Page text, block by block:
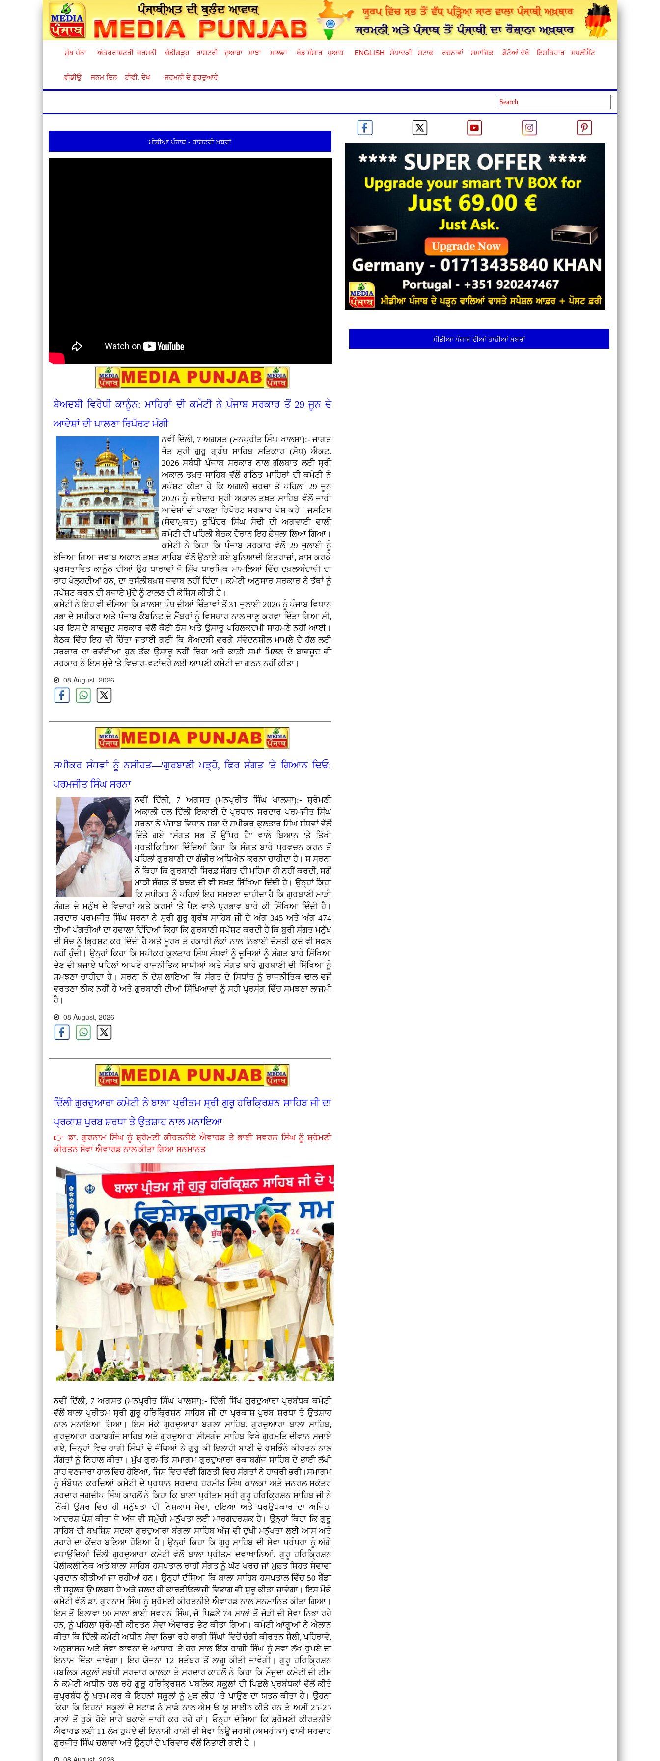
ਮੁੱਖ ਪੰਨਾ ਅੰਤਰਰਾਸ਼ਟਰੀ ਜਰਮਨੀ ਚੰਡੀਗੜ੍ਹ ਰਾਸ਼ਟਰੀ ਦੁਆਬਾ ਮਾਝਾ ਮਾਲਵਾ ਖੇਡ ਸੰਸਾਰ ਪੁਆਧ ENGLISH ਸੰਪਾਦਕੀ ਸਟਾਫ਼ ਰਚਨਾਵਾਂ ਸਮਾਜਿਕ ਫ਼ੋਟੋਆਂ ਦੇਖੋ ਇਸ਼ਤਿਹਾਰ ਸਪਲੀਮੈਂਟ
ਵੀਡੀਉ ਜਨਮ ਦਿਨ ਟੀਵੀ. ਦੇਖੋ ਜਰਮਨੀ ਦੇ ਗੁਰਦੁਆਰੇ
ਮੀਡੀਆ ਪੰਜਾਬ - ਰਾਸ਼ਟਰੀ ਖ਼ਬਰਾਂ
ਬੇਅਦਬੀ ਵਿਰੋਧੀ ਕਾਨੂੰਨ: ਮਾਹਿਰਾਂ ਦੀ ਕਮੇਟੀ ਨੇ ਪੰਜਾਬ ਸਰਕਾਰ ਤੋਂ 29 ਜੂਨ ਦੇ
ਆਦੇਸ਼ਾਂ ਦੀ ਪਾਲਣਾ ਰਿਪੋਰਟ ਮੰਗੀ
ਨਵੀਂ ਦਿੱਲੀ, 7 ਅਗਸਤ (ਮਨਪ੍ਰੀਤ ਸਿੰਘ ਖਾਲਸਾ):- ਜਾਗਤ
ਜੋਤ ਸ੍ਰੀ ਗੁਰੂ ਗ੍ਰੰਥ ਸਾਹਿਬ ਸਤਿਕਾਰ (ਸੋਧ) ਐਕਟ,
2026 ਸਬੰਧੀ ਪੰਜਾਬ ਸਰਕਾਰ ਨਾਲ ਗੱਲਬਾਤ ਲਈ ਸ੍ਰੀ
ਅਕਾਲ ਤਖ਼ਤ ਸਾਹਿਬ ਵੱਲੋਂ ਗਠਿਤ ਮਾਹਿਰਾਂ ਦੀ ਕਮੇਟੀ ਨੇ
ਸਪੱਸ਼ਟ ਕੀਤਾ ਹੈ ਕਿ ਅਗਲੀ ਚਰਚਾ ਤੋਂ ਪਹਿਲਾਂ 29 ਜੂਨ
2026 ਨੂੰ ਜਥੇਦਾਰ ਸ੍ਰੀ ਅਕਾਲ ਤਖ਼ਤ ਸਾਹਿਬ ਵੱਲੋਂ ਜਾਰੀ
ਆਦੇਸ਼ਾਂ ਦੀ ਪਾਲਣਾ ਰਿਪੋਰਟ ਸਰਕਾਰ ਪੇਸ਼ ਕਰੇ। ਜਸਟਿਸ
(ਸੇਵਾਮੁਕਤ) ਰੁਪਿੰਦਰ ਸਿੰਘ ਸੋਢੀ ਦੀ ਅਗਵਾਈ ਵਾਲੀ
ਕਮੇਟੀ ਦੀ ਪਹਿਲੀ ਬੈਠਕ ਦੌਰਾਨ ਇਹ ਫ਼ੈਸਲਾ ਲਿਆ ਗਿਆ।
ਕਮੇਟੀ ਨੇ ਕਿਹਾ ਕਿ ਪੰਜਾਬ ਸਰਕਾਰ ਵੱਲੋਂ 29 ਜੁਲਾਈ ਨੂੰ
ਭੇਜਿਆ ਗਿਆ ਜਵਾਬ ਅਕਾਲ ਤਖ਼ਤ ਸਾਹਿਬ ਵੱਲੋਂ ਉਠਾਏ ਗਏ ਬੁਨਿਆਦੀ ਇਤਰਾਜ਼ਾਂ, ਖ਼ਾਸ ਕਰਕੇ
ਪ੍ਰਸਤਾਵਿਤ ਕਾਨੂੰਨ ਦੀਆਂ ਉਹ ਧਾਰਾਵਾਂ ਜੋ ਸਿੱਖ ਧਾਰਮਿਕ ਮਾਮਲਿਆਂ ਵਿੱਚ ਦਖ਼ਲਅੰਦਾਜ਼ੀ ਦਾ
ਰਾਹ ਖੋਲ੍ਹਦੀਆਂ ਹਨ, ਦਾ ਤਸੱਲੀਬਖ਼ਸ਼ ਜਵਾਬ ਨਹੀਂ ਦਿੰਦਾ। ਕਮੇਟੀ ਅਨੁਸਾਰ ਸਰਕਾਰ ਨੇ ਤੱਥਾਂ ਨੂੰ
ਸਪੱਸ਼ਟ ਕਰਨ ਦੀ ਬਜਾਏ ਮੁੱਦੇ ਨੂੰ ਟਾਲਣ ਦੀ ਕੋਸ਼ਿਸ਼ ਕੀਤੀ ਹੈ।
ਕਮੇਟੀ ਨੇ ਇਹ ਵੀ ਦੱਸਿਆ ਕਿ ਖ਼ਾਲਸਾ ਪੰਥ ਦੀਆਂ ਚਿੰਤਾਵਾਂ ਤੋਂ 31 ਜੁਲਾਈ 2026 ਨੂੰ ਪੰਜਾਬ ਵਿਧਾਨ
ਸਭਾ ਦੇ ਸਪੀਕਰ ਅਤੇ ਪੰਜਾਬ ਕੈਬਨਿਟ ਦੇ ਮੈਂਬਰਾਂ ਨੂੰ ਵਿਸਥਾਰ ਨਾਲ ਜਾਣੂ ਕਰਵਾ ਦਿੱਤਾ ਗਿਆ ਸੀ,
ਪਰ ਇਸ ਦੇ ਬਾਵਜੂਦ ਸਰਕਾਰ ਵੱਲੋਂ ਕੋਈ ਠੋਸ ਅਤੇ ਉਸਾਰੂ ਪਹਿਲਕਦਮੀ ਸਾਹਮਣੇ ਨਹੀਂ ਆਈ।
ਬੈਠਕ ਵਿੱਚ ਇਹ ਵੀ ਚਿੰਤਾ ਜਤਾਈ ਗਈ ਕਿ ਬੇਅਦਬੀ ਵਰਗੇ ਸੰਵੇਦਨਸ਼ੀਲ ਮਾਮਲੇ ਦੇ ਹੱਲ ਲਈ
ਸਰਕਾਰ ਦਾ ਰਵੱਈਆ ਹੁਣ ਤੱਕ ਉਸਾਰੂ ਨਹੀਂ ਰਿਹਾ ਅਤੇ ਕਾਫ਼ੀ ਸਮਾਂ ਮਿਲਣ ਦੇ ਬਾਵਜੂਦ ਵੀ
ਸਰਕਾਰ ਨੇ ਇਸ ਮੁੱਦੇ 'ਤੇ ਵਿਚਾਰ-ਵਟਾਂਦਰੇ ਲਈ ਆਪਣੀ ਕਮੇਟੀ ਦਾ ਗਠਨ ਨਹੀਂ ਕੀਤਾ।
08 August, 2026
ਸਪੀਕਰ ਸੰਧਵਾਂ ਨੂੰ ਨਸੀਹਤ—'ਗੁਰਬਾਣੀ ਪੜ੍ਹੋ, ਫਿਰ ਸੰਗਤ 'ਤੇ ਗਿਆਨ ਦਿਓ:
ਪਰਮਜੀਤ ਸਿੰਘ ਸਰਨਾ
ਨਵੀਂ ਦਿੱਲੀ, 7 ਅਗਸਤ (ਮਨਪ੍ਰੀਤ ਸਿੰਘ ਖਾਲਸਾ):- ਸ਼੍ਰੋਮਣੀ
ਅਕਾਲੀ ਦਲ ਦਿੱਲੀ ਇਕਾਈ ਦੇ ਪ੍ਰਧਾਨ ਸਰਦਾਰ ਪਰਮਜੀਤ ਸਿੰਘ
ਸਰਨਾ ਨੇ ਪੰਜਾਬ ਵਿਧਾਨ ਸਭਾ ਦੇ ਸਪੀਕਰ ਕੁਲਤਾਰ ਸਿੰਘ ਸੰਧਵਾਂ ਵੱਲੋਂ
ਦਿੱਤੇ ਗਏ "ਸੰਗਤ ਸਭ ਤੋਂ ਉੱਪਰ ਹੈ" ਵਾਲੇ ਬਿਆਨ 'ਤੇ ਤਿੱਖੀ
ਪ੍ਰਤੀਕਿਰਿਆ ਦਿੰਦਿਆਂ ਕਿਹਾ ਕਿ ਸੰਗਤ ਬਾਰੇ ਪ੍ਰਵਚਨ ਕਰਨ ਤੋਂ
ਪਹਿਲਾਂ ਗੁਰਬਾਣੀ ਦਾ ਗੰਭੀਰ ਅਧਿਐਨ ਕਰਨਾ ਚਾਹੀਦਾ ਹੈ। ਸ ਸਰਨਾ
ਨੇ ਕਿਹਾ ਕਿ ਗੁਰਬਾਣੀ ਸਿਰਫ਼ ਸੰਗਤ ਦੀ ਮਹਿਮਾ ਹੀ ਨਹੀਂ ਕਰਦੀ, ਸਗੋਂ
ਮਾੜੀ ਸੰਗਤ ਤੋਂ ਬਚਣ ਦੀ ਵੀ ਸਖ਼ਤ ਸਿੱਖਿਆ ਦਿੰਦੀ ਹੈ। ਉਨ੍ਹਾਂ ਕਿਹਾ
ਕਿ ਸਪੀਕਰ ਨੂੰ ਪਹਿਲਾਂ ਇਹ ਸਮਝਣਾ ਚਾਹੀਦਾ ਹੈ ਕਿ ਗੁਰਬਾਣੀ ਮਾੜੀ
ਸੰਗਤ ਦੇ ਮਨੁੱਖ ਦੇ ਵਿਚਾਰਾਂ ਅਤੇ ਕਰਮਾਂ 'ਤੇ ਪੈਣ ਵਾਲੇ ਪ੍ਰਭਾਵ ਬਾਰੇ ਕੀ ਸਿੱਖਿਆ ਦਿੰਦੀ ਹੈ।
ਸਰਦਾਰ ਪਰਮਜੀਤ ਸਿੰਘ ਸਰਨਾ ਨੇ ਸ੍ਰੀ ਗੁਰੂ ਗ੍ਰੰਥ ਸਾਹਿਬ ਜੀ ਦੇ ਅੰਗ 345 ਅਤੇ ਅੰਗ 474
ਦੀਆਂ ਪੰਗਤੀਆਂ ਦਾ ਹਵਾਲਾ ਦਿੰਦਿਆਂ ਕਿਹਾ ਕਿ ਗੁਰਬਾਣੀ ਸਪੱਸ਼ਟ ਕਰਦੀ ਹੈ ਕਿ ਬੁਰੀ ਸੰਗਤ ਮਨੁੱਖ
ਦੀ ਸੋਚ ਨੂੰ ਭ੍ਰਿਸ਼ਟ ਕਰ ਦਿੰਦੀ ਹੈ ਅਤੇ ਮੂਰਖ ਤੇ ਹੰਕਾਰੀ ਲੋਕਾਂ ਨਾਲ ਨਿਭਾਈ ਦੋਸਤੀ ਕਦੇ ਵੀ ਸਫਲ
ਨਹੀਂ ਹੁੰਦੀ। ਉਨ੍ਹਾਂ ਕਿਹਾ ਕਿ ਸਪੀਕਰ ਕੁਲਤਾਰ ਸਿੰਘ ਸੰਧਵਾਂ ਨੂੰ ਦੂਜਿਆਂ ਨੂੰ ਸੰਗਤ ਬਾਰੇ ਸਿੱਖਿਆ
ਦੇਣ ਦੀ ਬਜਾਏ ਪਹਿਲਾਂ ਆਪਣੇ ਰਾਜਨੀਤਿਕ ਸਾਥੀਆਂ ਅਤੇ ਸੰਗਤ ਬਾਰੇ ਗੁਰਬਾਣੀ ਦੀ ਸਿੱਖਿਆ ਨੂੰ
ਸਮਝਣਾ ਚਾਹੀਦਾ ਹੈ। ਸਰਨਾ ਨੇ ਦੋਸ਼ ਲਾਇਆ ਕਿ ਸੰਗਤ ਦੇ ਸਿਧਾਂਤ ਨੂੰ ਰਾਜਨੀਤਿਕ ਢਾਲ ਵਜੋਂ
ਵਰਤਣਾ ਠੀਕ ਨਹੀਂ ਹੈ ਅਤੇ ਗੁਰਬਾਣੀ ਦੀਆਂ ਸਿੱਖਿਆਵਾਂ ਨੂੰ ਸਹੀ ਪ੍ਰਸੰਗ ਵਿੱਚ ਸਮਝਣਾ ਲਾਜ਼ਮੀ
ਹੈ।
08 August, 2026
ਦਿੱਲੀ ਗੁਰਦੁਆਰਾ ਕਮੇਟੀ ਨੇ ਬਾਲਾ ਪ੍ਰੀਤਮ ਸ੍ਰੀ ਗੁਰੂ ਹਰਿਕ੍ਰਿਸ਼ਨ ਸਾਹਿਬ ਜੀ ਦਾ
ਪ੍ਰਕਾਸ਼ ਪੁਰਬ ਸ਼ਰਧਾ ਤੇ ਉਤਸ਼ਾਹ ਨਾਲ ਮਨਾਇਆ
👉 ਡਾ. ਗੁਰਨਾਮ ਸਿੰਘ ਨੂੰ ਸ਼੍ਰੋਮਣੀ ਕੀਰਤਨੀਏ ਐਵਾਰਡ ਤੇ ਭਾਈ ਸਵਰਨ ਸਿੰਘ ਨੂੰ ਸ਼੍ਰੋਮਣੀ
ਕੀਰਤਨ ਸੇਵਾ ਐਵਾਰਡ ਨਾਲ ਕੀਤਾ ਗਿਆ ਸਨਮਾਨਤ
ਨਵੀਂ ਦਿੱਲੀ, 7 ਅਗਸਤ (ਮਨਪ੍ਰੀਤ ਸਿੰਘ ਖਾਲਸਾ):- ਦਿੱਲੀ ਸਿੱਖ ਗੁਰਦੁਆਰਾ ਪ੍ਰਬੰਧਕ ਕਮੇਟੀ
ਵੱਲੋਂ ਬਾਲਾ ਪ੍ਰੀਤਮ ਸ੍ਰੀ ਗੁਰੂ ਹਰਿਕ੍ਰਿਸ਼ਨ ਸਾਹਿਬ ਜੀ ਦਾ ਪ੍ਰਕਾਸ਼ ਪੁਰਬ ਸ਼ਰਧਾ ਤੇ ਉਤਸ਼ਾਹ
ਨਾਲ ਮਨਾਇਆ ਗਿਆ। ਇਸ ਮੌਕੇ ਗੁਰਦੁਆਰਾ ਬੰਗਲਾ ਸਾਹਿਬ, ਗੁਰਦੁਆਰਾ ਬਾਲਾ ਸਾਹਿਬ,
ਗੁਰਦੁਆਰਾ ਰਕਾਬਗੰਜ ਸਾਹਿਬ ਅਤੇ ਗੁਰਦੁਆਰਾ ਸੀਸਗੰਜ ਸਾਹਿਬ ਵਿਖੇ ਗੁਰਮਤਿ ਦੀਵਾਨ ਸਜਾਏ
ਗਏ, ਜਿਨ੍ਹਾਂ ਵਿਚ ਰਾਗੀ ਸਿੰਘਾਂ ਦੇ ਜੱਥਿਆਂ ਨੇ ਗੁਰੂ ਕੀ ਇਲਾਹੀ ਬਾਣੀ ਦੇ ਰਸਭਿੰਨੇ ਕੀਰਤਨ ਨਾਲ
ਸੰਗਤਾਂ ਨੂੰ ਨਿਹਾਲ ਕੀਤਾ। ਮੁੱਖ ਗੁਰਮਤਿ ਸਮਾਗਮ ਗੁਰਦੁਆਰਾ ਰਕਾਬਗੰਜ ਸਾਹਿਬ ਦੇ ਭਾਈ ਲੱਖੀ
ਸ਼ਾਹ ਵਣਜਾਰਾ ਹਾਲ ਵਿਚ ਹੋਇਆ, ਜਿਸ ਵਿਚ ਵੱਡੀ ਗਿਣਤੀ ਵਿਚ ਸੰਗਤਾਂ ਨੇ ਹਾਜ਼ਰੀ ਭਰੀ।ਸਮਾਗਮ
ਨੂੰ ਸੰਬੋਧਨ ਕਰਦਿਆਂ ਕਮੇਟੀ ਦੇ ਪ੍ਰਧਾਨ ਸਰਦਾਰ ਹਰਮੀਤ ਸਿੰਘ ਕਾਲਕਾ ਅਤੇ ਜਨਰਲ ਸਕੱਤਰ
ਸਰਦਾਰ ਜਗਦੀਪ ਸਿੰਘ ਕਾਹਲੋਂ ਨੇ ਕਿਹਾ ਕਿ ਬਾਲਾ ਪ੍ਰੀਤਮ ਸ੍ਰੀ ਗੁਰੂ ਹਰਿਕ੍ਰਿਸ਼ਨ ਸਾਹਿਬ ਜੀ ਨੇ
ਨਿੱਕੀ ਉਮਰ ਵਿਚ ਹੀ ਮਨੁੱਖਤਾ ਦੀ ਨਿਸ਼ਕਾਮ ਸੇਵਾ, ਦਇਆ ਅਤੇ ਪਰਉਪਕਾਰ ਦਾ ਅਜਿਹਾ
ਆਦਰਸ਼ ਪੇਸ਼ ਕੀਤਾ ਜੋ ਅੱਜ ਵੀ ਸਮੁੱਚੀ ਮਨੁੱਖਤਾ ਲਈ ਮਾਰਗਦਰਸ਼ਕ ਹੈ। ਉਨ੍ਹਾਂ ਕਿਹਾ ਕਿ ਗੁਰੂ
ਸਾਹਿਬ ਦੀ ਬਖ਼ਸ਼ਿਸ਼ ਸਦਕਾ ਗੁਰਦੁਆਰਾ ਬੰਗਲਾ ਸਾਹਿਬ ਅੱਜ ਵੀ ਦੁਖੀ ਮਨੁੱਖਤਾ ਲਈ ਆਸ ਅਤੇ
ਸਹਾਰੇ ਦਾ ਕੇਂਦਰ ਬਣਿਆ ਹੋਇਆ ਹੈ। ਉਨ੍ਹਾਂ ਕਿਹਾ ਕਿ ਗੁਰੂ ਸਾਹਿਬ ਦੀ ਸੇਵਾ ਪਰੰਪਰਾ ਨੂੰ ਅੱਗੇ
ਵਧਾਉਂਦਿਆਂ ਦਿੱਲੀ ਗੁਰਦੁਆਰਾ ਕਮੇਟੀ ਵੱਲੋਂ ਬਾਲਾ ਪ੍ਰੀਤਮ ਦਵਾਖਾਨਿਆਂ, ਗੁਰੂ ਹਰਿਕ੍ਰਿਸ਼ਨ
ਪੌਲੀਕਲੀਨਿਕ ਅਤੇ ਬਾਲਾ ਸਾਹਿਬ ਹਸਪਤਾਲ ਰਾਹੀਂ ਸੰਗਤ ਨੂੰ ਘੱਟ ਖਰਚ ਜਾਂ ਮੁਫ਼ਤ ਸਿਹਤ ਸੇਵਾਵਾਂ
ਪ੍ਰਦਾਨ ਕੀਤੀਆਂ ਜਾ ਰਹੀਆਂ ਹਨ। ਉਨ੍ਹਾਂ ਦੱਸਿਆ ਕਿ ਬਾਲਾ ਸਾਹਿਬ ਹਸਪਤਾਲ ਵਿੱਚ 50 ਬੈੱਡਾਂ
ਦੀ ਸਹੂਲਤ ਉਪਲਬਧ ਹੈ ਅਤੇ ਜਲਦ ਹੀ ਕਾਰਡੀਓਲਾਜੀ ਵਿਭਾਗ ਵੀ ਸ਼ੁਰੂ ਕੀਤਾ ਜਾਵੇਗਾ। ਇਸ ਮੌਕੇ
ਕਮੇਟੀ ਵੱਲੋਂ ਡਾ. ਗੁਰਨਾਮ ਸਿੰਘ ਨੂੰ ਸ਼੍ਰੋਮਣੀ ਕੀਰਤਨੀਏ ਐਵਾਰਡ ਨਾਲ ਸਨਮਾਨਿਤ ਕੀਤਾ ਗਿਆ।
ਇਸ ਤੋਂ ਇਲਾਵਾ 90 ਸਾਲਾ ਭਾਈ ਸਵਰਨ ਸਿੰਘ, ਜੋ ਪਿਛਲੇ 74 ਸਾਲਾਂ ਤੋਂ ਜੋੜੀ ਦੀ ਸੇਵਾ ਨਿਭਾ ਰਹੇ
ਹਨ, ਨੂੰ ਪਹਿਲਾ ਸ਼੍ਰੋਮਣੀ ਕੀਰਤਨ ਸੇਵਾ ਐਵਾਰਡ ਭੇਟ ਕੀਤਾ ਗਿਆ। ਕਮੇਟੀ ਆਗੂਆਂ ਨੇ ਐਲਾਨ
ਕੀਤਾ ਕਿ ਦਿੱਲੀ ਕਮੇਟੀ ਅਧੀਨ ਸੇਵਾ ਨਿਭਾ ਰਹੇ ਰਾਗੀ ਸਿੰਘਾਂ ਵਿਚੋਂ ਚੰਗੀ ਕੀਰਤਨ ਸ਼ੈਲੀ, ਪਹਿਰਾਵੇ,
ਅਨੁਸ਼ਾਸਨ ਅਤੇ ਸੇਵਾ ਭਾਵਨਾ ਦੇ ਆਧਾਰ 'ਤੇ ਹਰ ਸਾਲ ਇੱਕ ਰਾਗੀ ਸਿੰਘ ਨੂੰ ਸਵਾ ਲੱਖ ਰੁਪਏ ਦਾ
ਇਨਾਮ ਦਿੱਤਾ ਜਾਵੇਗਾ। ਇਹ ਯੋਜਨਾ 12 ਸਤੰਬਰ ਤੋਂ ਲਾਗੂ ਕੀਤੀ ਜਾਵੇਗੀ। ਗੁਰੂ ਹਰਿਕ੍ਰਿਸ਼ਨ
ਪਬਲਿਕ ਸਕੂਲਾਂ ਸਬੰਧੀ ਸਰਦਾਰ ਕਾਲਕਾ ਤੇ ਸਰਦਾਰ ਕਾਹਲੋਂ ਨੇ ਕਿਹਾ ਕਿ ਮੌਜੂਦਾ ਕਮੇਟੀ ਦੀ ਟੀਮ
ਨੇ ਕਮੇਟੀ ਅਧੀਨ ਚਲ ਰਹੇ ਗੁਰੂ ਹਰਿਕ੍ਰਿਸ਼ਨ ਪਬਲਿਕ ਸਕੂਲਾਂ ਦੀ ਪਿਛਲੇ ਪ੍ਰਬੰਧਕਾਂ ਵੱਲੋਂ ਕੀਤੇ
ਕੁਪ੍ਰਬੰਧ ਨੂੰ ਖ਼ਤਮ ਕਰ ਕੇ ਇਹਨਾਂ ਸਕੂਲਾਂ ਨੂੰ ਮੁੜ ਲੀਹ ’ਤੇ ਪਾਉਣ ਦਾ ਯਤਨ ਕੀਤਾ ਹੈ। ਉਹਨਾਂ
ਕਿਹਾ ਕਿ ਇਹਨਾਂ ਸਕੂਲਾਂ ਦੇ ਸਟਾਫ ਨੇ ਸਾਡੇ ਨਾਲ ਐਮ ਓ ਯੂ ਸਾਈਨ ਕੀਤੇ ਹਨ ਤੇ ਅਸੀਂ 25-25
ਸਾਲਾਂ ਤੋਂ ਰੁਕੇ ਹੋਏ ਸਾਰੇ ਬਕਾਏ ਜਾਰੀ ਕਰ ਰਹੇ ਹਾਂ। ਓਨ੍ਹਾ ਦੱਸਿਆ ਕਿ ਸ਼੍ਰੋਮਣੀ ਕੀਰਤਨੀਏ
ਐਵਾਰਡ ਲਈ 11 ਲੱਖ ਰੁਪਏ ਦੀ ਇਨਾਮੀ ਰਾਸ਼ੀ ਦੀ ਸੇਵਾ ਨਿਊ ਜਰਸੀ (ਅਮਰੀਕਾ) ਵਾਸੀ ਸਰਦਾਰ
ਗੁਰਜੀਤ ਸਿੰਘ ਚਲਾਵਾ ਅਤੇ ਉਨ੍ਹਾਂ ਦੇ ਪਰਿਵਾਰ ਵੱਲੋਂ ਨਿਭਾਈ ਗਈ ਹੈ ।
ਮੀਡੀਆ ਪੰਜਾਬ ਦੀਆਂ ਤਾਜ਼ੀਆਂ ਖ਼ਬਰਾਂ